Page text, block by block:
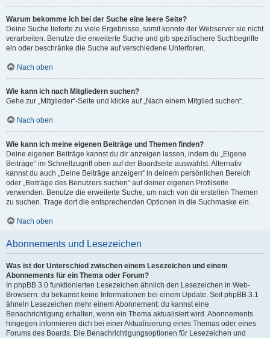
Warum bekomme ich bei der Suche eine leere Seite?
Deine Suche lieferte zu viele Ergebnisse, somit konnte der Webserver sie nicht
verarbeiten. Benutze die erweiterte Suche und gib spezifischere Suchbegriffe
ein oder beschränke die Suche auf verschiedene Unterforen.
Nach oben
Wie kann ich nach Mitgliedern suchen?
Gehe zur „Mitglieder“-Seite und klicke auf „Nach einem Mitglied suchen“.
Nach oben
Wie kann ich meine eigenen Beiträge und Themen finden?
Deine eigenen Beiträge kannst du dir anzeigen lassen, indem du „Eigene
Beiträge“ im Schnellzugriff oben auf der Boardseite auswählst. Alternativ
kannst du auch „Deine Beiträge anzeigen“ in deinem persönlichen Bereich
oder „Beiträge des Benutzers suchen“ auf deiner eigenen Profilseite
verwenden. Benutze die erweiterte Suche, um nach von dir erstellen Themen
zu suchen. Trage dort die entsprechenden Optionen in die Suchmaske ein.
Nach oben
Abonnements und Lesezeichen
Was ist der Unterschied zwischen einem Lesezeichen und einem
Abonnements für ein Thema oder Forum?
In phpBB 3.0 funktionierten Lesezeichen ähnlich den Lesezeichen in Web-
Browsern: du bekamst keine Informationen bei einem Update. Seit phpBB 3.1
ähneln Lesezeichen mehr einem Abonnement: du kannst eine
Benachrichtigung erhalten, wenn ein Thema aktualisiert wird. Abonnements
hingegen informieren dich bei einer Aktualisierung eines Themas oder eines
Forums des Boards. Die Benachrichtigungsoptionen für Lesezeichen und